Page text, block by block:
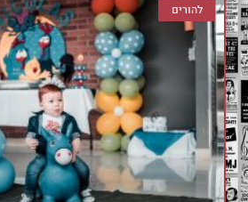
להורים